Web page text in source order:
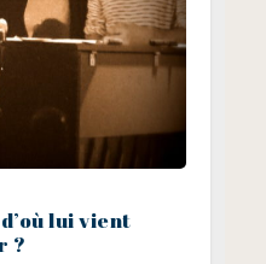
lui vient
?